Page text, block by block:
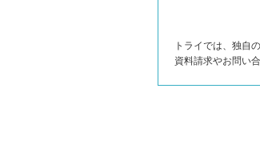
トライでは、独自
資料請求やお問い